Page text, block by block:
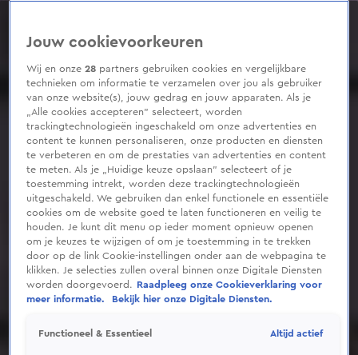
seconds
Jouw cookievoorkeuren
Wij en onze28 partners gebruiken cookies en vergelijkbare
technieken om informatie te verzamelen over jou als gebruiker
van onze website(s), jouw gedrag en jouw apparaten. Als je
„Alle cookies accepteren” selecteert, worden
trackingtechnologieën ingeschakeld om onze advertenties en
content te kunnen personaliseren, onze producten en diensten
te verbeteren en om de prestaties van advertenties en content
te meten. Als je „Huidige keuze opslaan” selecteert of je
toestemming intrekt, worden deze trackingtechnologieën
uitgeschakeld. We gebruiken dan enkel functionele en essentiële
cookies om de website goed te laten functioneren en veilig te
houden. Je kunt dit menu op ieder moment opnieuw openen
om je keuzes te wijzigen of om je toestemming in te trekken
door op de link Cookie-instellingen onder aan de webpagina te
klikken. Je selecties zullen overal binnen onze Digitale Diensten
worden doorgevoerd.
Raadpleeg onze Cookieverklaring voor
meer informatie.
Bekijk hier onze Digitale Diensten.
Functioneel & Essentieel Altijd actief